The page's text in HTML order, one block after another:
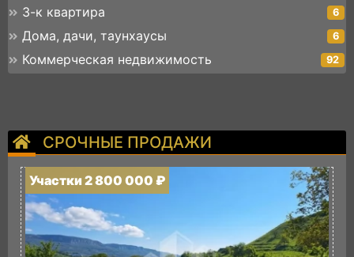
3-к квартира 6
Дома, дачи, таунхаусы 6
Коммерческая недвижимость 92
СРОЧНЫЕ ПРОДАЖИ
Участки 2 800 000 ₽